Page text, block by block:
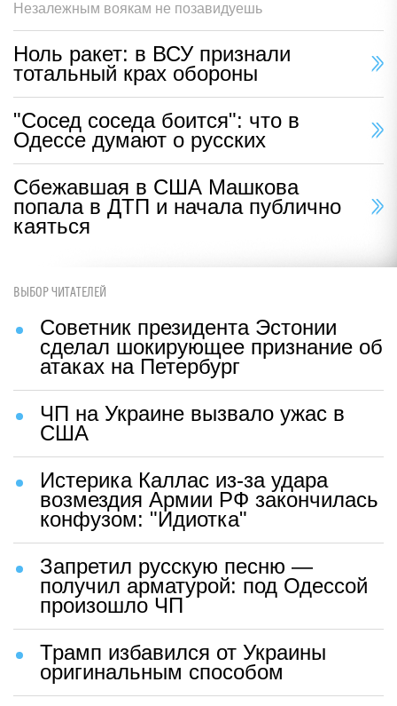
Незалежным воякам не позавидуешь
Ноль ракет: в ВСУ признали
тотальный крах обороны
"Сосед соседа боится": что в
Одессе думают о русских
Сбежавшая в США Машкова
попала в ДТП и начала публично
каяться
ВЫБОР ЧИТАТЕЛЕЙ
Советник президента Эстонии
сделал шокирующее признание об
атаках на Петербург
ЧП на Украине вызвало ужас в
США
Истерика Каллас из-за удара
возмездия Армии РФ закончилась
конфузом: "Идиотка"
Запретил русскую песню —
получил арматурой: под Одессой
произошло ЧП
Трамп избавился от Украины
оригинальным способом